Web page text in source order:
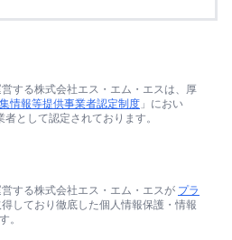
する株式会社エス・エム・エスは、厚
情報等提供事業者認定制度 」におい
として認定されております。
する株式会社エス・エム・エスが プラ
しており徹底した個人情報保護・情報
。